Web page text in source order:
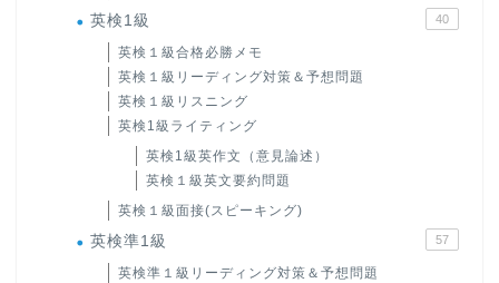
英検1級 40
英検１級合格必勝メモ
英検１級リーディング対策＆予想問題
英検１級リスニング
英検1級ライティング
英検1級英作文（意見論述）
英検１級英文要約問題
英検１級面接(スピーキング)
英検準1級 57
英検準１級リーディング対策＆予想問題